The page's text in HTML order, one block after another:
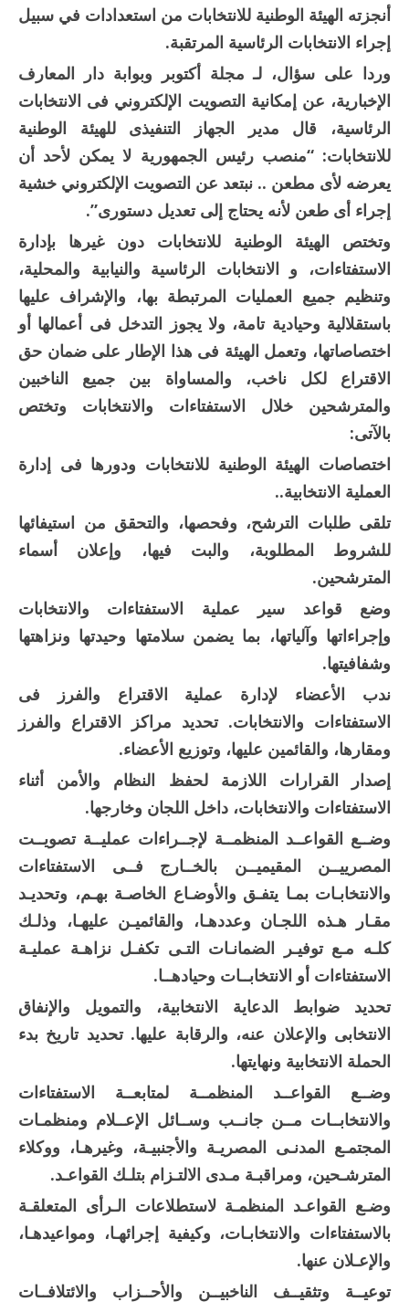
أنجزته الهيئة الوطنية للانتخابات من استعدادات في سبيل
إجراء الانتخابات الرئاسية المرتقبة.
وردا على سؤال، لـ مجلة أكتوبر وبوابة دار المعارف
الإخبارية، عن إمكانية التصويت الإلكتروني فى الانتخابات
الرئاسية، قال مدير الجهاز التنفيذى للهيئة الوطنية
للانتخابات: “منصب رئيس الجمهورية لا يمكن لأحد أن
يعرضه لأى مطعن .. نبتعد عن التصويت الإلكتروني خشية
إجراء أى طعن لأنه يحتاج إلى تعديل دستورى”.
وتختص الهيئة الوطنية للانتخابات دون غيرها بإدارة
الاستفتاءات، و الانتخابات الرئاسية والنيابية والمحلية،
وتنظيم جميع العمليات المرتبطة بها، والإشراف عليها
باستقلالية وحيادية تامة، ولا يجوز التدخل فى أعمالها أو
اختصاصاتها، وتعمل الهيئة فى هذا الإطار على ضمان حق
الاقتراع لكل ناخب، والمساواة بين جميع الناخبين
والمترشحين خلال الاستفتاءات والانتخابات وتختص
بالآتى:
اختصاصات الهيئة الوطنية للانتخابات ودورها فى إدارة
العملية الانتخابية..
تلقى طلبات الترشح، وفحصها، والتحقق من استيفائها
للشروط المطلوبة، والبت فيها، وإعلان أسماء
المترشحين.
وضع قواعد سير عملية الاستفتاءات والانتخابات
وإجراءاتها وآلياتها، بما يضمن سلامتها وحيدتها ونزاهتها
وشفافيتها.
ندب الأعضاء لإدارة عملية الاقتراع والفرز فى
الاستفتاءات والانتخابات. تحديد مراكز الاقتراع والفرز
ومقارها، والقائمين عليها، وتوزيع الأعضاء.
إصدار القرارات اللازمة لحفظ النظام والأمن أثناء
الاستفتاءات والانتخابات، داخل اللجان وخارجها.
وضــع القواعــد المنظمــة لإجــراءات عمليــة تصويــت
المصرييــن المقيميــن بالخــارج فــى الاستفتاءات
والانتخابـات بمـا يتفـق والأوضـاع الخاصـة بهـم، وتحديـد
مقـار هـذه اللجـان وعددهـا، والقائميـن عليهـا، وذلـك
كلـه مـع توفيـر الضمانـات التـى تكفـل نزاهـة عمليـة
الاستفتاءات أو الانتخابــات وحيادهــا.
تحديد ضوابط الدعاية الانتخابية، والتمويل والإنفاق
الانتخابى والإعلان عنه، والرقابة عليها. تحديد تاريخ بدء
الحملة الانتخابية ونهايتها.
وضــع القواعــد المنظمــة لمتابعــة الاستفتاءات
والانتخابــات مــن جانــب وســائل الإعــلام ومنظمـات
المجتمـع المدنـى المصريـة والأجنبيـة، وغيرهـا، ووكلاء
المترشـحين، ومراقبـة مـدى الالتـزام بتلـك القواعـد.
وضـع القواعـد المنظمـة لاستطلاعات الـرأى المتعلقـة
بالاستفتاءات والانتخابـات، وكيفية إجرائهـا، ومواعيدهـا،
والإعـلان عنها.
توعيــة وتثقيــف الناخبيــن والأحــزاب والائتلافــات